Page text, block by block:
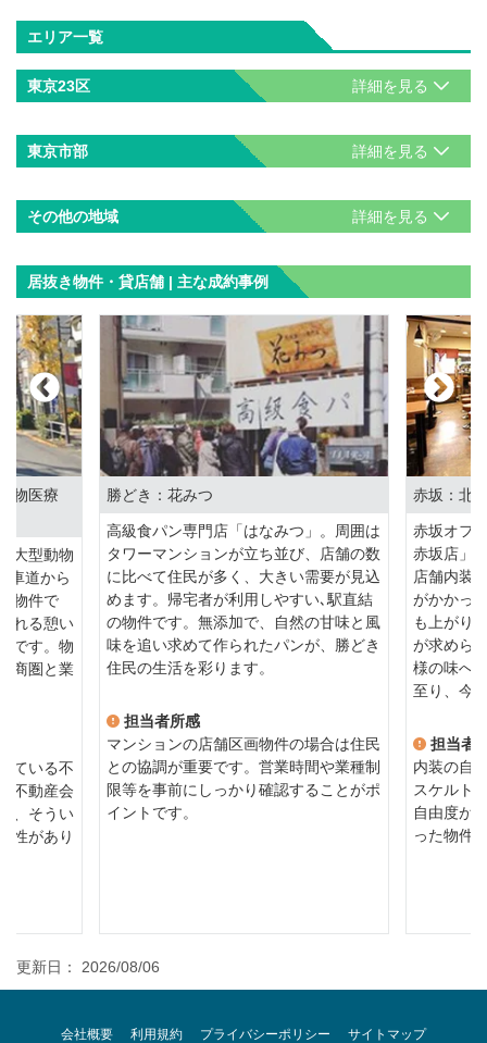
エリア一覧
東京23区
東京市部
その他の地域
居抜き物件・貸店舗 | 主な成約事例
物医療
大型動物
車道から
物件で
れる憩い
です。物
商圏と業
ている不
不動産会
、そうい
性があり
勝どき：花みつ
高級食パン専門店「はなみつ」。周囲は
タワーマンションが立ち並び、店舗の数
に比べて住民が多く、大きい需要が見込
めます。帰宅者が利用しやすい､駅直結
の物件です。無添加で、自然の甘味と風
味を追い求めて作られたパンが、勝どき
住民の生活を彩ります。
担当者所感
マンションの店舗区画物件の場合は住民
との協調が重要です。営業時間や業種制
限等を事前にしっかり確認することがポ
イントです。
赤坂：北
赤坂オフ
赤坂店」
店舗内装
がかかっ
も上がり
が求めら
様の味へ
至り、今
担当者
内装の自
スケルト
自由度が
った物件
更新日： 2026/08/06
会社概要 利用規約 プライバシーポリシー
サイトマップ